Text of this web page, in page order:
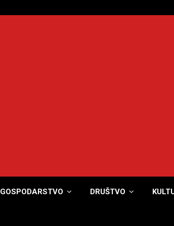
GOSPODARSTVO DRUŠTVO